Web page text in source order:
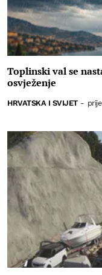
Toplinski val se
osvježenje
HRVATSKA I SVIJET -